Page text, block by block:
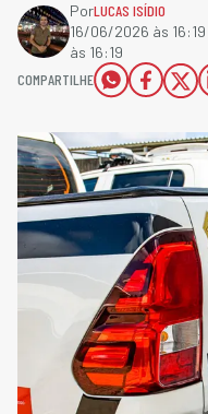
PorLUCAS ISÍDIO
16/06/2026 às 16:19
às 16:19
COMPARTILHE